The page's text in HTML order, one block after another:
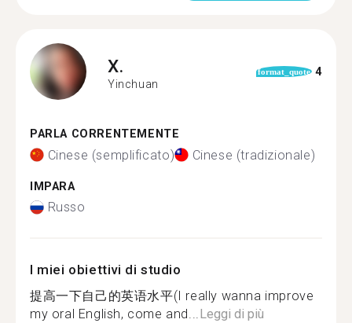
X.
Yinchuan
format_quote 4
PARLA CORRENTEMENTE
Cinese (semplificato) Cinese (tradizionale)
IMPARA
Russo
I miei obiettivi di studio
提高一下自己的英语水平(I really wanna improve
my oral English, come and...Leggi di più